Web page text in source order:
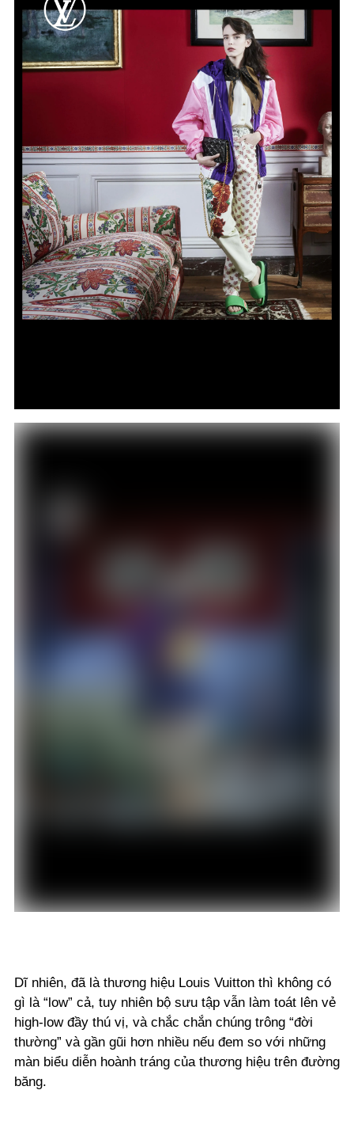
Dĩ nhiên, đã là thương hiệu Louis Vuitton thì không có
gì là “low” cả, tuy nhiên bộ sưu tập vẫn làm toát lên vẻ
high-low đầy thú vị, và chắc chắn chúng trông “đời
thường” và gần gũi hơn nhiều nếu đem so với những
màn biểu diễn hoành tráng của thương hiệu trên đường
băng.